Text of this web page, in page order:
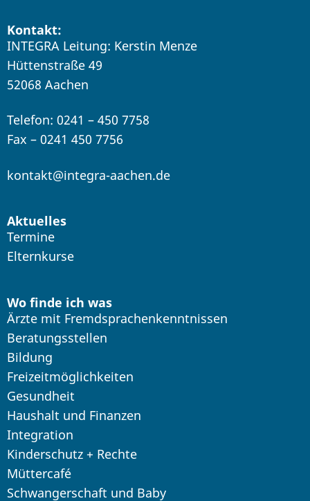
Kontakt:
INTEGRA Leitung: Kerstin Menze
Hüttenstraße 49
52068 Aachen
Telefon: 0241 – 450 7758
Fax – 0241 450 7756
kontakt@integra-aachen.de
Aktuelles
Termine
Elternkurse
Wo finde ich was
Ärzte mit Fremdsprachenkenntnissen
Beratungsstellen
Bildung
Freizeitmöglichkeiten
Gesundheit
Haushalt und Finanzen
Integration
Kinderschutz + Rechte
Müttercafé
Schwangerschaft und Baby